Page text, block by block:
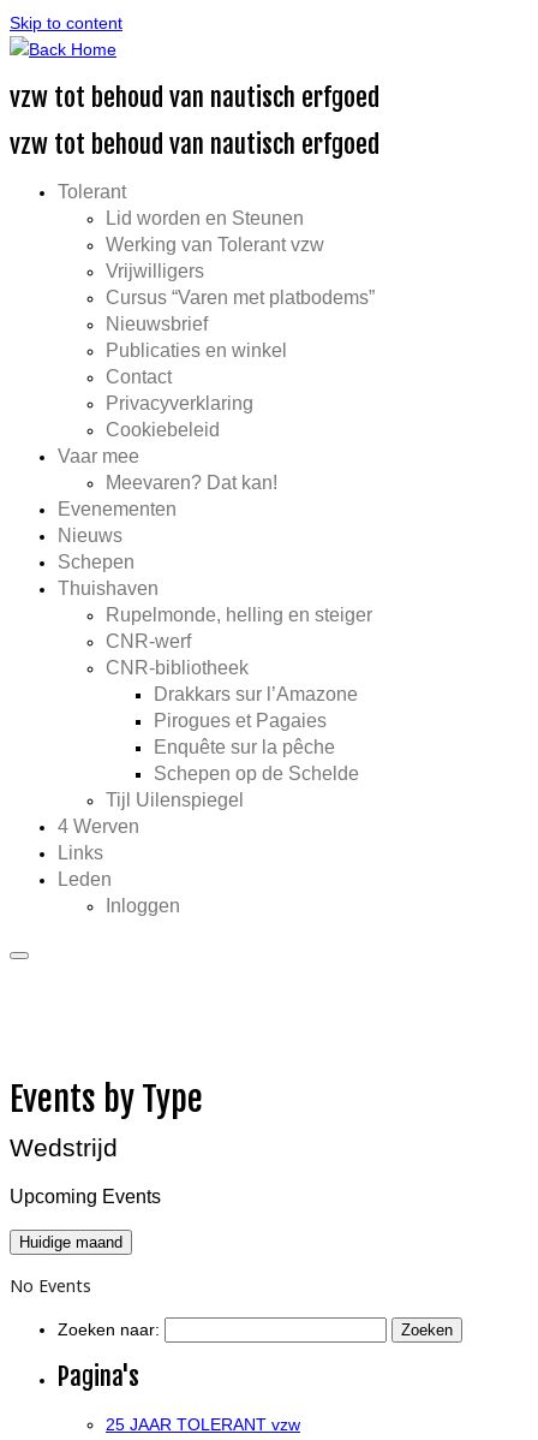
Skip to content
vzw tot behoud van nautisch erfgoed
vzw tot behoud van nautisch erfgoed
Tolerant
Lid worden en Steunen
Werking van Tolerant vzw
Vrijwilligers
Cursus “Varen met platbodems”
Nieuwsbrief
Publicaties en winkel
Contact
Privacyverklaring
Cookiebeleid
Vaar mee
Meevaren? Dat kan!
Evenementen
Nieuws
Schepen
Thuishaven
Rupelmonde, helling en steiger
CNR-werf
CNR-bibliotheek
Drakkars sur l’Amazone
Pirogues et Pagaies
Enquête sur la pêche
Schepen op de Schelde
Tijl Uilenspiegel
4 Werven
Links
Leden
Inloggen
Events by Type
Wedstrijd
Upcoming Events
Huidige maand
No Events
Zoeken naar:
Pagina's
25 JAAR TOLERANT vzw